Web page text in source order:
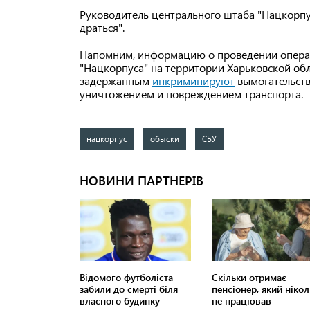
Руководитель центрального штаба
драться".
Напомним, информацию о проведении
"Нацкорпуса" на территории Харьковской
задержанным инкриминируют
уничтожением и повреждением транспорта.
нацкорпус обыски СБУ